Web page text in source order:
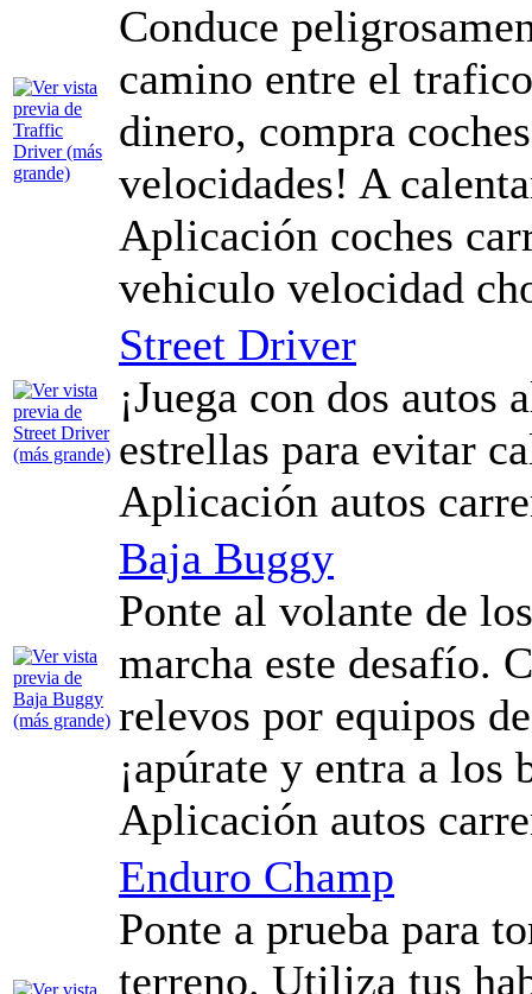
Conduce
camino entre el
dinero, compra
velocidades! A
Aplicación coches
vehiculo velocidad
Street Driver
¡Juega con dos
estrellas para evitar
Aplicación autos
Baja Buggy
Ponte al volante de
marcha este desafío.
relevos por equipos
¡apúrate y entra a los
Aplicación autos
Enduro Champ
Ponte a prueba para
terreno. Utiliza tus